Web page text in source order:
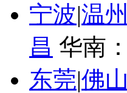
宁波|温州
昌 华南：
东莞|佛山